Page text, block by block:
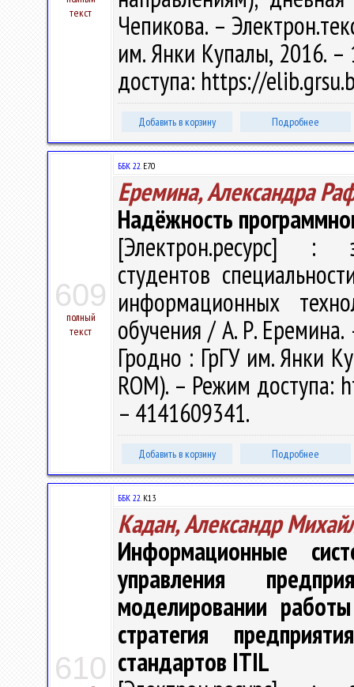
текст
Чепикова. –
им. Янки Купалы, 2016. –
доступа: https://
Добавить в корзину Подробнее
609
полный
текст
ББК 22.Е70
Еремина, Александра
Надёжность
[Электрон.ресурс] :
студентов
информационных
обучения / А. Р.
Гродно : ГрГУ им. Янки
ROM). – Режим доступа:
– 4141609341.
Добавить в корзину Подробнее
610
ББК 22.К13
Кадан, Александр
Информационные
управления
моделировании
стратегия
стандартов ITIL